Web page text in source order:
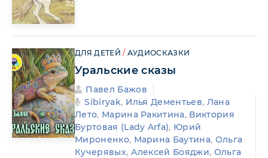
ДЛЯ ДЕТЕЙ / АУДИОСКАЗКИ
Уральские сказы
Павел Бажов
Sibiryak, Илья Дементьев, Лана
Лето, Марина Ракитина, Виктория
Буртовая (Lady Arfa), Юрий
Мироненко, Марина Баутина, Ольга
Кучерявых, Алексей Бояджи, Ольга